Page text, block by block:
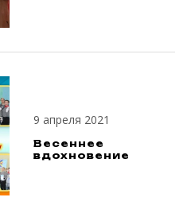
9 апреля 2021
Весеннее
вдохновение